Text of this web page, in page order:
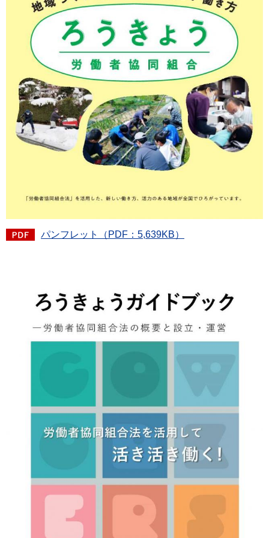
パンフレット（PDF：5,639KB）